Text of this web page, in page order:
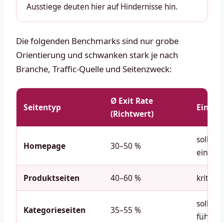
Ausstiege deuten hier auf Hindernisse hin.
Die folgenden Benchmarks sind nur grobe
Orientierung und schwanken stark je nach
Branche, Traffic-Quelle und Seitenzweck:
Seitentyp
Ø Exit Rate
(Richtwert)
Homepage 30–50 %
sollte
Produktseiten 40–60 %
Kategorieseiten 35–55 %
sollten
führen